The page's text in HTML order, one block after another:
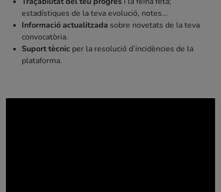
estadístiques de la teva evolució, notes...
Informació actualitzada sobre novetats de la teva
convocatòria.
Suport tècnic per la resolució d’incidències de la
plataforma.